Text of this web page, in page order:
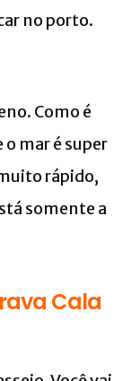
no porto.
Como é
mar é super
rápido,
somente a
Cala